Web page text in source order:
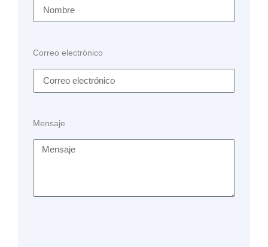
Correo electrónico
Mensaje